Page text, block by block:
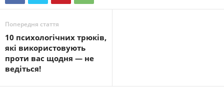
Попередня стаття
10 психологічних трюків,
які використовують
проти вас щодня — не
ведіться!